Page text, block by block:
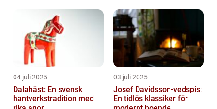
04 juli 2025
Dalahäst: En svensk
hantverkstradition med
03 juli 2025
Josef Davidsson-vedspis:
En tidlös klassiker för